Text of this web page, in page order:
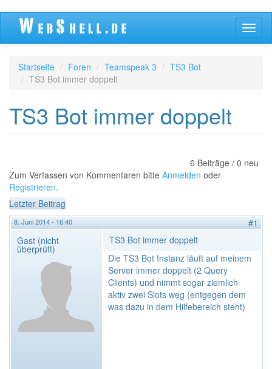
Direkt
Inhalt
Startseite Foren Teamspeak 3
TS3 Bot
TS3 Bot immer doppelt
TS3 Bot immer doppelt
6 Beiträge / 0 neu
Zum Verfassen von Kommentaren bitte Anmelden oder
Registrieren.
Letzter Beitrag
8. Juni 2014 - 16:40
#1
Gast (nicht
überprüft)
TS3 Bot immer doppelt
Die TS3 Bot Instanz läuft auf meinem
Server immer doppelt (2 Query
Clients) und nimmt sogar ziemlich
aktiv zwei Slots weg (entgegen dem
was dazu in dem Hilfebereich steht)